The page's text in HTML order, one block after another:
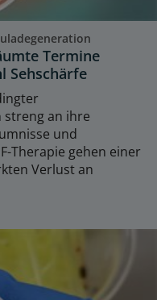
Termine
Sehschärfe
streng an ihre
und
Therapie gehen einer
Verlust an